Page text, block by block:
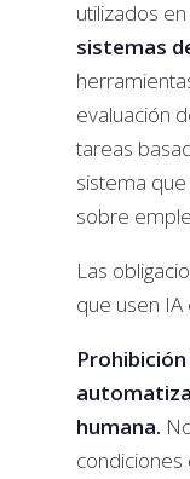
utilizados
sistemas
evaluación
tareas
sistema
sobre
Las
que usen IA
humana.
condiciones